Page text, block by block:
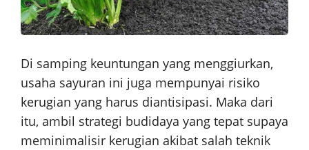
Di samping keuntungan yang menggiurkan,
usaha sayuran ini juga mempunyai risiko
kerugian yang harus diantisipasi. Maka dari
itu, ambil strategi budidaya yang tepat supaya
meminimalisir kerugian akibat salah teknik